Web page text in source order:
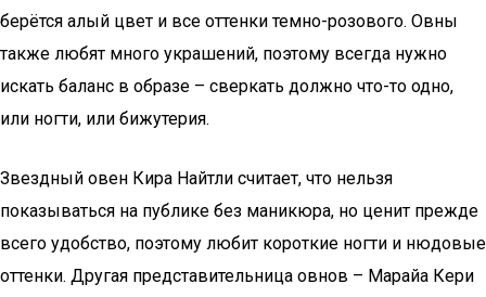
берётся алый цвет и все оттенки темно-розового. Овны
также любят много украшений, поэтому всегда нужно
искать баланс в образе – сверкать должно что-то одно,
или ногти, или бижутерия.
Звездный овен Кира Найтли считает, что нельзя
показываться на публике без маникюра, но ценит прежде
всего удобство, поэтому любит короткие ногти и нюдовые
оттенки. Другая представительница овнов – Марайа Кери